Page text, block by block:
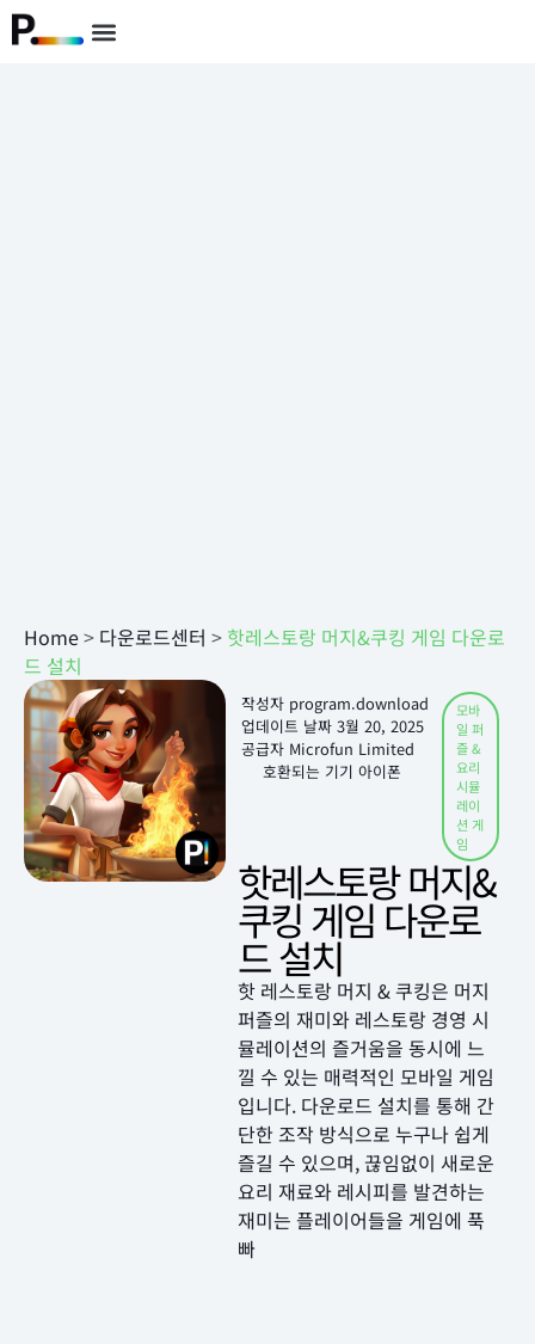
Home> 다운로드센터 > 핫레스토랑 머지&쿠킹 게임 다운로
드 설치
작성자 program.download
업데이트 날짜 3월 20, 2025
공급자 Microfun Limited
호환되는 기기 아이폰
모바
일 퍼
즐 &
요리
시뮬
레이
션 게
임
핫레스토랑 머지&
쿠킹 게임 다운로
드 설치
핫 레스토랑 머지 & 쿠킹은 머지
퍼즐의 재미와 레스토랑 경영 시
뮬레이션의 즐거움을 동시에 느
낄 수 있는 매력적인 모바일 게임
입니다. 다운로드 설치를 통해 간
단한 조작 방식으로 누구나 쉽게
즐길 수 있으며, 끊임없이 새로운
요리 재료와 레시피를 발견하는
재미는 플레이어들을 게임에 푹
빠